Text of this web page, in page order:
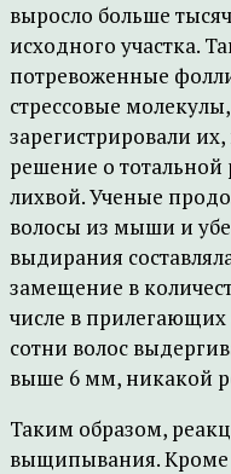
выросло больше
исходного участка.
потревоженные
стрессовые
зарегистрировали
решение о тотальной
лихвой. Ученые
волосы из мыши и
выдирания
замещение в
числе в прилегающих
сотни волос
выше 6 мм, никакой
Таким образом,
выщипывания. Кроме